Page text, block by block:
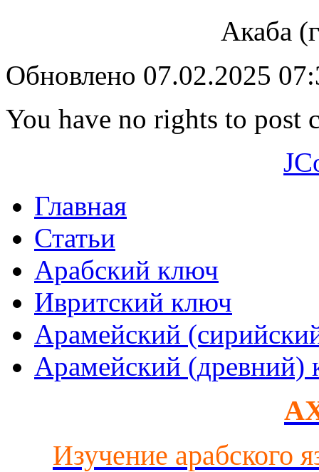
Акаба
Обновлено 07.02.2025
You have no rights to post
Главная
Статьи
Арабский ключ
Ивритский ключ
Арамейский
Арамейский (древний)
Изучение арабского